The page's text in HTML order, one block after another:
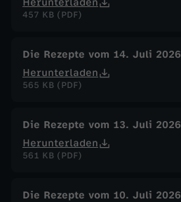
Herunterladen
457 KB (PDF)
Die Rezepte vom 14. Juli 2026
Herunterladen
565 KB (PDF)
Die Rezepte vom 13. Juli 2026
Herunterladen
561 KB (PDF)
Die Rezepte vom 10. Juli 2026